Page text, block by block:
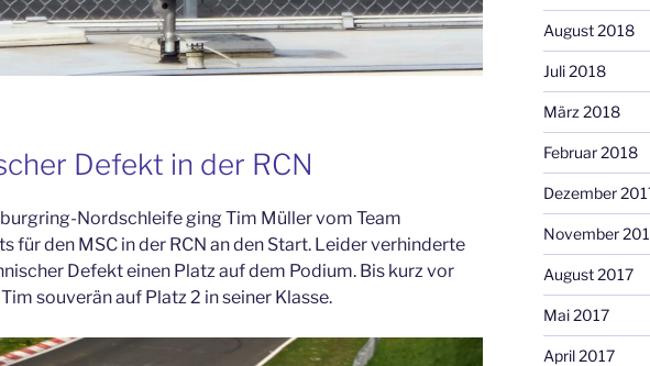
Defekt in der RCN
Nordschleife ging Tim Müller vom Team
für den MSC in der RCN an den Start. Leider verhinderte
Defekt einen Platz auf dem Podium. Bis kurz vor
souverän auf Platz 2 in seiner Klasse.
August 2018
Juli 2018
März 2018
Februar 2018
Dezember
November
August 2017
Mai 2017
April 2017